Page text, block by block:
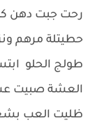
رحت جبت دهن
حطيتلة مرهم
طولج الحلو
العشة صبيت
ظليت العب